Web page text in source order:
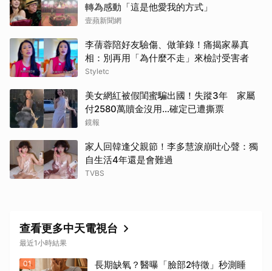
轉為感動「這是他愛我的方式」
壹蘋新聞網
李蒨蓉陪好友驗傷、做筆錄！痛揭家暴真
相：別再用「為什麼不走」來檢討受害者
Styletc
美女網紅被假閨蜜騙出國！失蹤3年 家屬
付2580萬贖金沒用…確定已遭撕票
鏡報
家人回韓逢父親節！李多慧淚崩吐心聲：獨
自生活4年還是會難過
TVBS
查看更多中天電視台
最近1小時結果
01
長期缺氧？醫曝「臉部2特徵」秒測睡